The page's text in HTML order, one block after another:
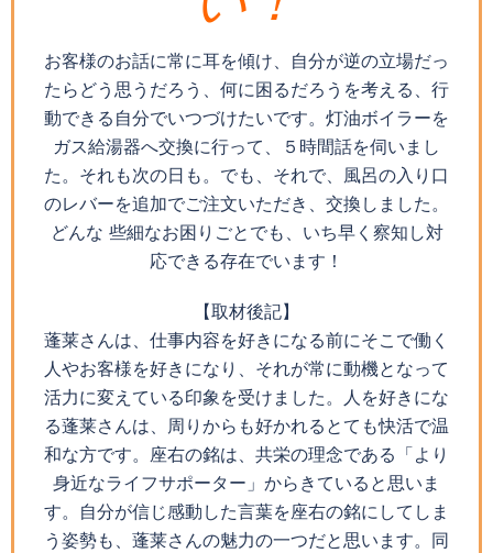
お客様のお話に常に耳を傾け、 自分が逆の立場だっ
たらどう思うだろう、何に困るだろうを考える、行
動できる自分でいつづけたいです。灯油ボイラーを
ガス給湯器へ交換に行って、５時間話を伺いまし
た。それも次の日も。でも、それで、風呂の入り口
のレバーを追加でご注文いただき、交換しました。
どんな 些細なお困りごとでも、いち早く察知し対
応できる存在でいます！
【取材後記】
蓬莱さんは、仕事内容を好きになる前にそこで働く
人やお客様を好きになり、それが常に動機となって
活力に変えている印象を受けました。人を好きにな
る蓬莱さんは、周りからも好かれるとても快活で温
和な方です。座右の銘は、共栄の理念である「より
身近なライフサポーター」からきていると思いま
す。自分が信じ感動した言葉を座右の銘にしてしま
う姿勢も、蓬莱さんの魅力の一つだと思います。同